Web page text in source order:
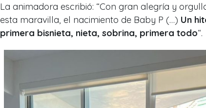
La animadora escribió: “Con gran alegría y
esta maravilla, el nacimiento de Baby P (…) Un
primera bisnieta, nieta, sobrina, primera todo“.